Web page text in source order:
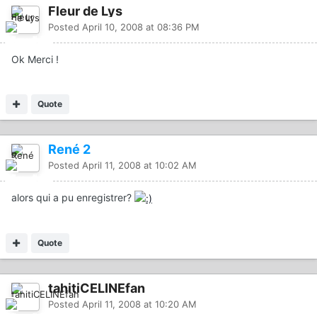
Fleur de Lys
Posted April 10, 2008 at 08:36 PM
Ok Merci !
Quote
René 2
Posted April 11, 2008 at 10:02 AM
alors qui a pu enregistrer?
Quote
tahitiCELINEfan
Posted April 11, 2008 at 10:20 AM